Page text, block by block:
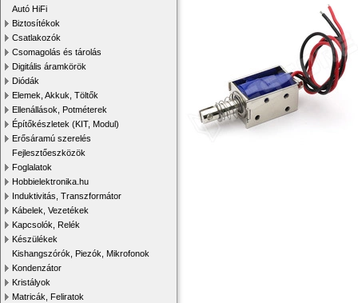
Autó HiFi
Biztosítékok
Csatlakozók
Csomagolás és tárolás
Digitális áramkörök
Diódák
Elemek, Akkuk, Töltők
Ellenállások, Potméterek
Építőkészletek (KIT, Modul)
Erősáramú szerelés
Fejlesztőeszközök
Foglalatok
Hobbielektronika.hu
Induktivitás, Transzformátor
Kábelek, Vezetékek
Kapcsolók, Relék
Készülékek
Kishangszórók, Piezók, Mikrofonok
Kondenzátor
Kristályok
Matricák, Feliratok